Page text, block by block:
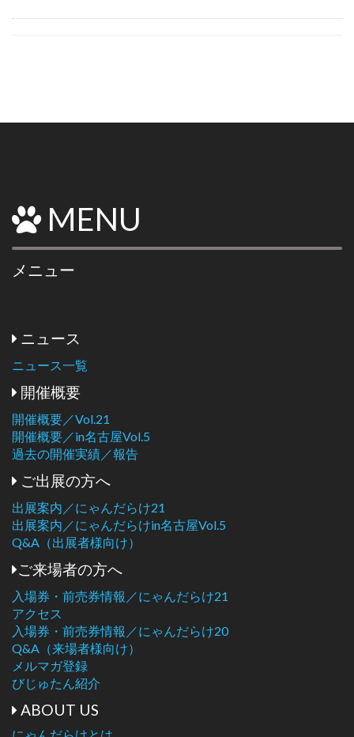
MENU
メニュー
ニュース
ニュース一覧
開催概要
開催概要／Vol.21
開催概要／in名古屋Vol.5
過去の開催実績／報告
ご出展の方へ
出展案内／にゃんだらけ21
出展案内／にゃんだらけin名古屋Vol.5
Q&A（出展者様向け）
ご来場者の方へ
入場券・前売券情報／にゃんだらけ21
アクセス
入場券・前売券情報／にゃんだらけ20
Q&A（来場者様向け）
メルマガ登録
びじゅたん紹介
ABOUT US